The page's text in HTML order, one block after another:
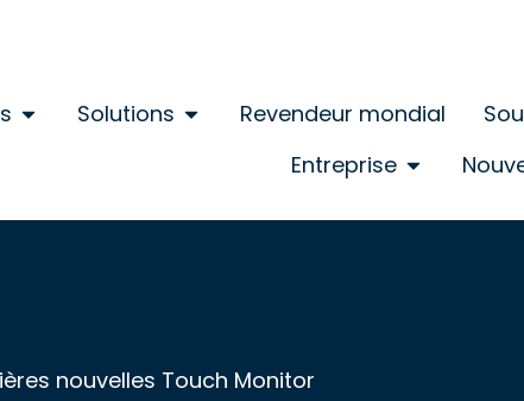
Solutions Revendeur mondial
Entreprise
nouvelles Touch Monitor